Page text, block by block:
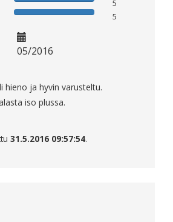
5
5
05/2016
hieno ja hyvin varusteltu.
iso plussa.
31.5.2016 09:57:54.